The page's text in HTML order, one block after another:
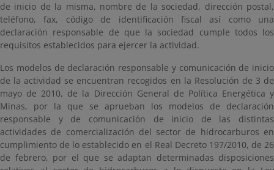
de inicio de la misma, nombre de la sociedad, dirección postal,
teléfono, fax, código de identificación fiscal así como una
declaración responsable de que la sociedad cumple todos los
requisitos establecidos para ejercer la actividad.
Los modelos de declaración responsable y comunicación de inicio
de la actividad se encuentran recogidos en la Resolución de 3 de
mayo de 2010, de la Dirección General de Política Energética y
Minas, por la que se aprueban los modelos de declaración
responsable y de comunicación de inicio de las distintas
actividades de comercialización del sector de hidrocarburos en
cumplimiento de lo establecido en el Real Decreto 197/2010, de 26
de febrero, por el que se adaptan determinadas disposiciones